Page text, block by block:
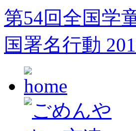
第54回全国学
国署名行動